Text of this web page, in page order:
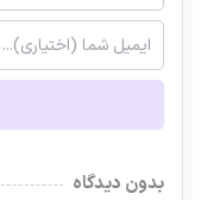
بدون دیدگاه